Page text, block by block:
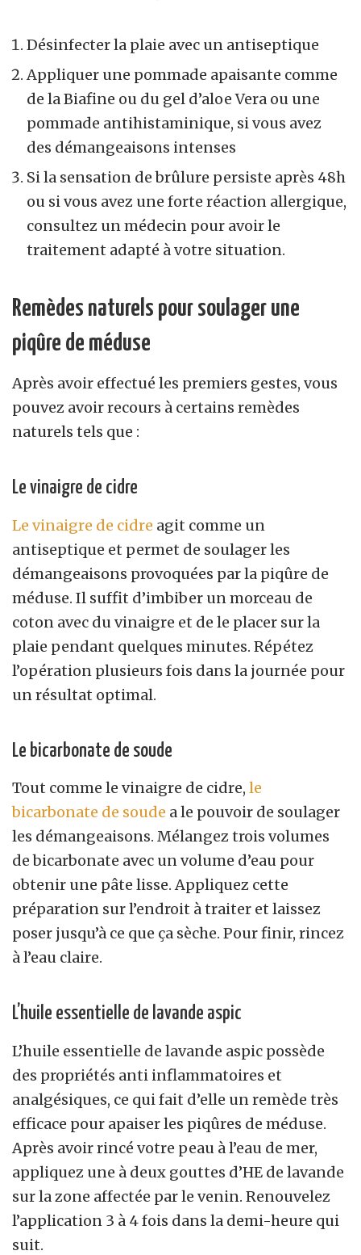
Désinfecter la plaie avec un antiseptique
Appliquer une pommade apaisante comme
de la Biafine ou du gel d’aloe Vera ou une
pommade antihistaminique, si vous avez
des démangeaisons intenses
Si la sensation de brûlure persiste après 48h
ou si vous avez une forte réaction allergique,
consultez un médecin pour avoir le
traitement adapté à votre situation.
Remèdes naturels pour soulager une
piqûre de méduse
Après avoir effectué les premiers gestes, vous
pouvez avoir recours à certains remèdes
naturels tels que :
Le vinaigre de cidre
Le vinaigre de cidre agit comme un
antiseptique et permet de soulager les
démangeaisons provoquées par la piqûre de
méduse. Il suffit d’imbiber un morceau de
coton avec du vinaigre et de le placer sur la
plaie pendant quelques minutes. Répétez
l’opération plusieurs fois dans la journée pour
un résultat optimal.
Le bicarbonate de soude
Tout comme le vinaigre de cidre, le
bicarbonate de soude a le pouvoir de soulager
les démangeaisons. Mélangez trois volumes
de bicarbonate avec un volume d’eau pour
obtenir une pâte lisse. Appliquez cette
préparation sur l’endroit à traiter et laissez
poser jusqu’à ce que ça sèche. Pour finir, rincez
à l’eau claire.
L’huile essentielle de lavande aspic
L’huile essentielle de lavande aspic possède
des propriétés anti inflammatoires et
analgésiques, ce qui fait d’elle un remède très
efficace pour apaiser les piqûres de méduse.
Après avoir rincé votre peau à l’eau de mer,
appliquez une à deux gouttes d’HE de lavande
sur la zone affectée par le venin. Renouvelez
l’application 3 à 4 fois dans la demi-heure qui
suit.